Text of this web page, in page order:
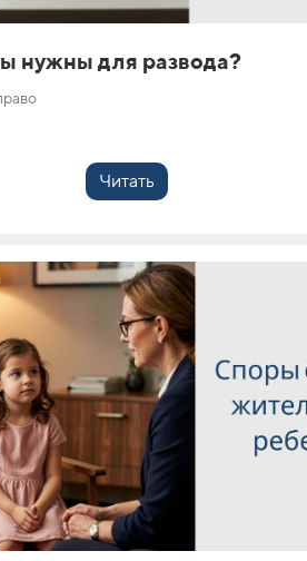
нужны для развода?
Читать